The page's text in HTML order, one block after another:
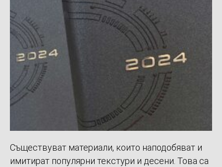
Съществуват материали, които наподобяват и
имитират популярни текстури и десени. Това са